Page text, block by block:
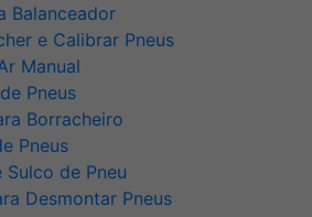
Balanceador
e Calibrar Pneus
Manual
Pneus
Borracheiro
Pneus
de Pneu
Desmontar Pneus